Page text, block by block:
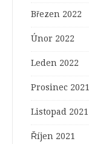
Březen 2022
Únor 2022
Leden 2022
Prosinec 2021
Listopad 2021
Říjen 2021